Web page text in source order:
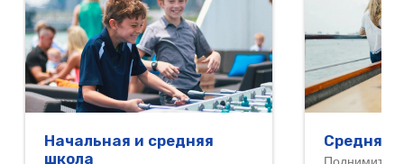
Начальная и средняя
школа
Средняя